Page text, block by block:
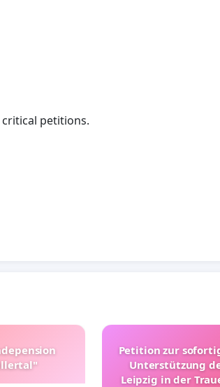
petitions.
petitions more visible.
be advertised, it often happens that the
Petition zur
Unterstützung
Leipzig in der